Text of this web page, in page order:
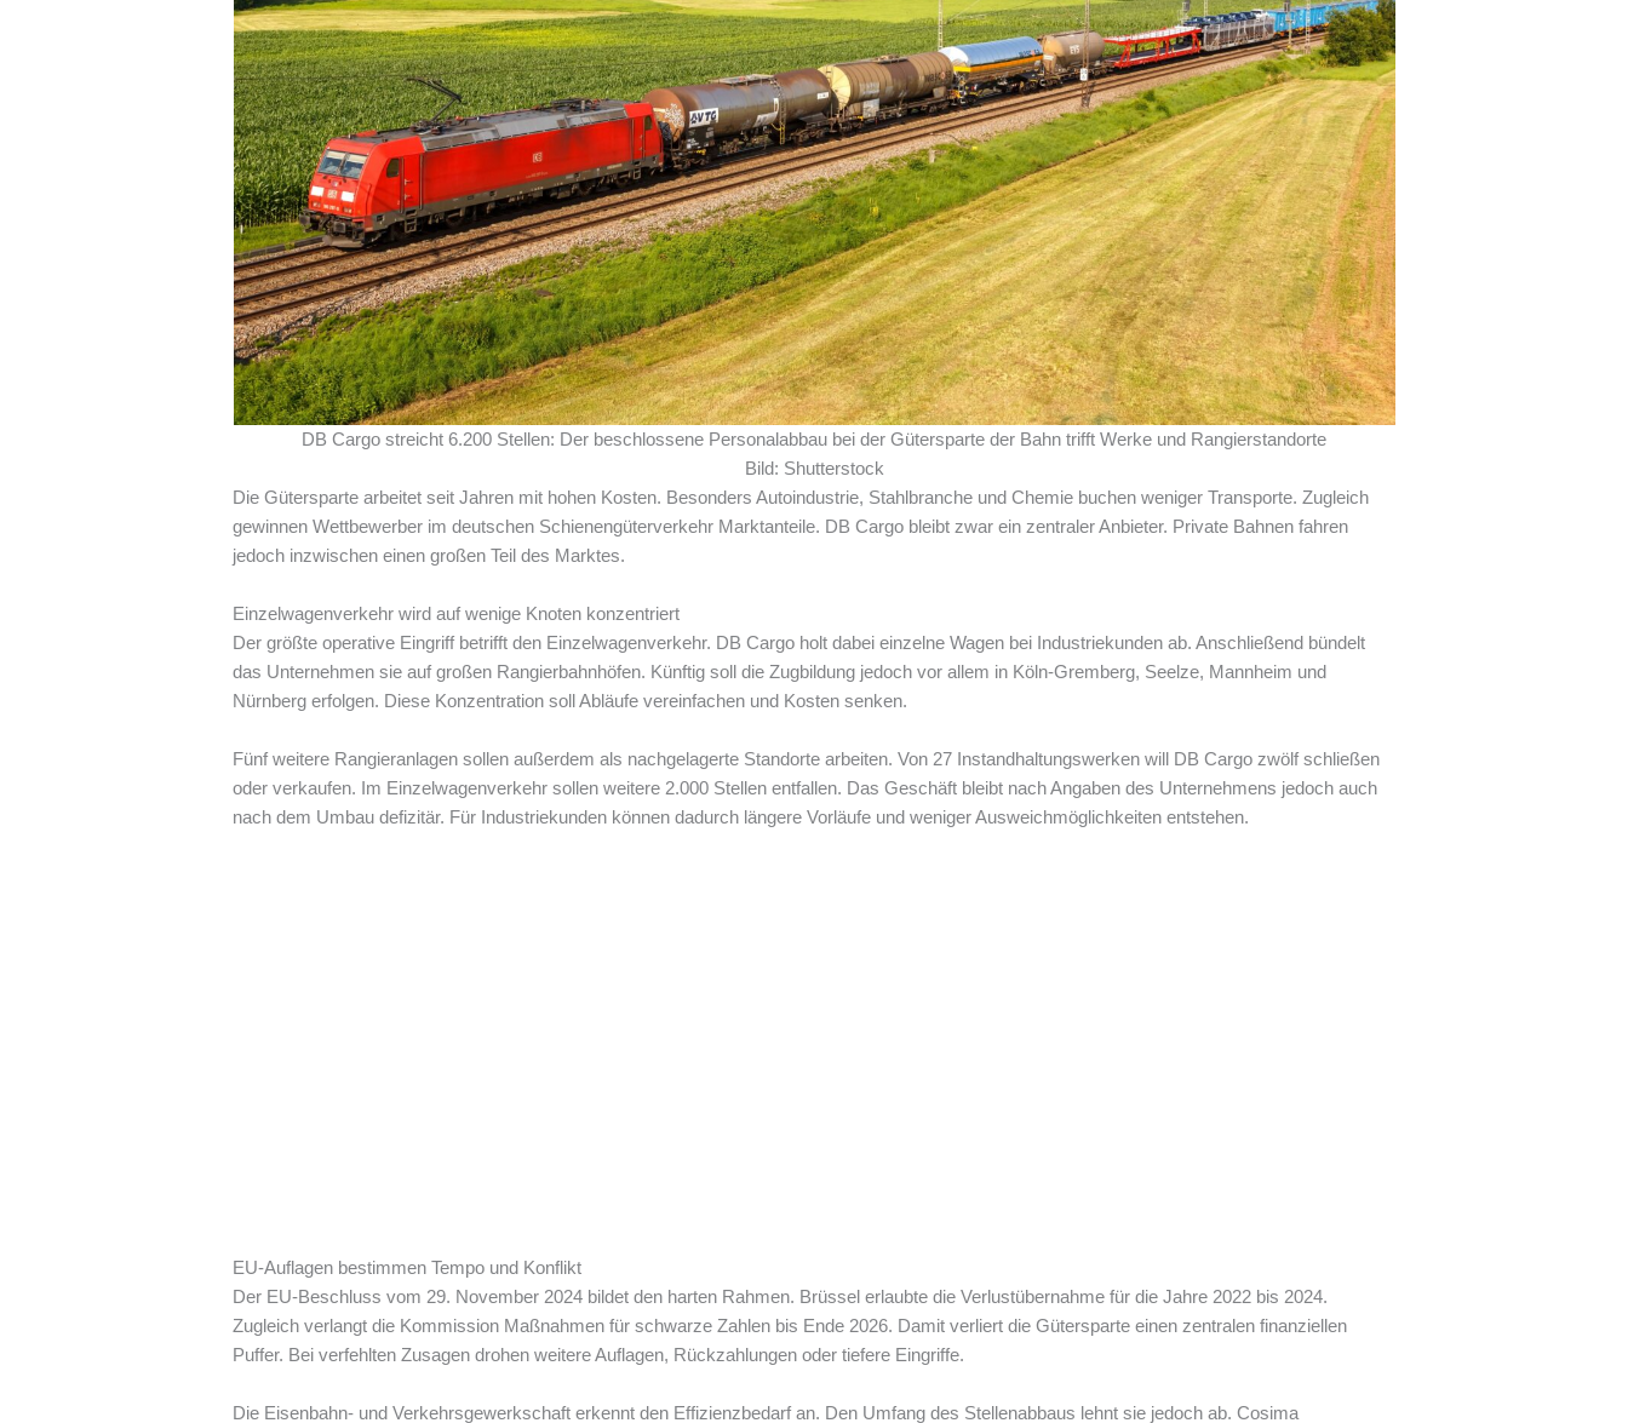
DB Cargo streicht 6.200 Stellen: Der beschlossene Personalabbau bei der Gütersparte der Bahn trifft Werke und Rangierstandorte
Bild: Shutterstock
Die Gütersparte arbeitet seit Jahren mit hohen Kosten. Besonders Autoindustrie, Stahlbranche und Chemie buchen weniger Transporte. Zugleich
gewinnen Wettbewerber im deutschen Schienengüterverkehr Marktanteile. DB Cargo bleibt zwar ein zentraler Anbieter. Private Bahnen fahren
jedoch inzwischen einen großen Teil des Marktes.
Einzelwagenverkehr wird auf wenige Knoten konzentriert
Der größte operative Eingriff betrifft den Einzelwagenverkehr. DB Cargo holt dabei einzelne Wagen bei Industriekunden ab. Anschließend bündelt
das Unternehmen sie auf großen Rangierbahnhöfen. Künftig soll die Zugbildung jedoch vor allem in Köln-Gremberg, Seelze, Mannheim und
Nürnberg erfolgen. Diese Konzentration soll Abläufe vereinfachen und Kosten senken.
Fünf weitere Rangieranlagen sollen außerdem als nachgelagerte Standorte arbeiten. Von 27 Instandhaltungswerken will DB Cargo zwölf schließen
oder verkaufen. Im Einzelwagenverkehr sollen weitere 2.000 Stellen entfallen. Das Geschäft bleibt nach Angaben des Unternehmens jedoch auch
nach dem Umbau defizitär. Für Industriekunden können dadurch längere Vorläufe und weniger Ausweichmöglichkeiten entstehen.
EU-Auflagen bestimmen Tempo und Konflikt
Der EU-Beschluss vom 29. November 2024 bildet den harten Rahmen. Brüssel erlaubte die Verlustübernahme für die Jahre 2022 bis 2024.
Zugleich verlangt die Kommission Maßnahmen für schwarze Zahlen bis Ende 2026. Damit verliert die Gütersparte einen zentralen finanziellen
Puffer. Bei verfehlten Zusagen drohen weitere Auflagen, Rückzahlungen oder tiefere Eingriffe.
Die Eisenbahn- und Verkehrsgewerkschaft erkennt den Effizienzbedarf an. Den Umfang des Stellenabbaus lehnt sie jedoch ab. Cosima